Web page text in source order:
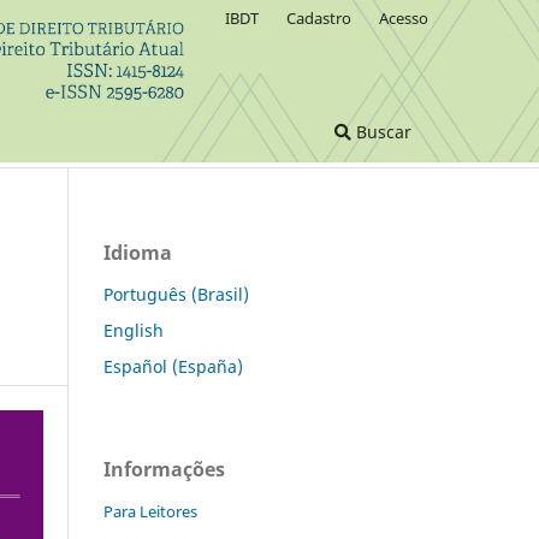
Buscar
IBDT Cadastro Acesso
Idioma
Português (Brasil)
English
Español (España)
Informações
Para Leitores